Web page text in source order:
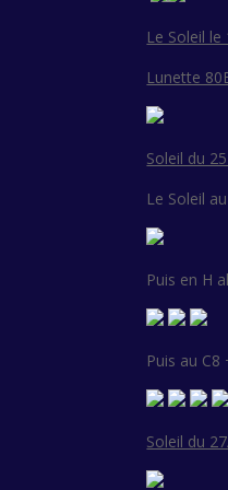
Le Soleil
Lunette
Soleil du
Le Soleil
Puis en H
Puis au
Soleil du